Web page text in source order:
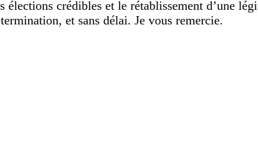
élections crédibles et le rétablissement d’une
et sans délai. Je vous remercie.